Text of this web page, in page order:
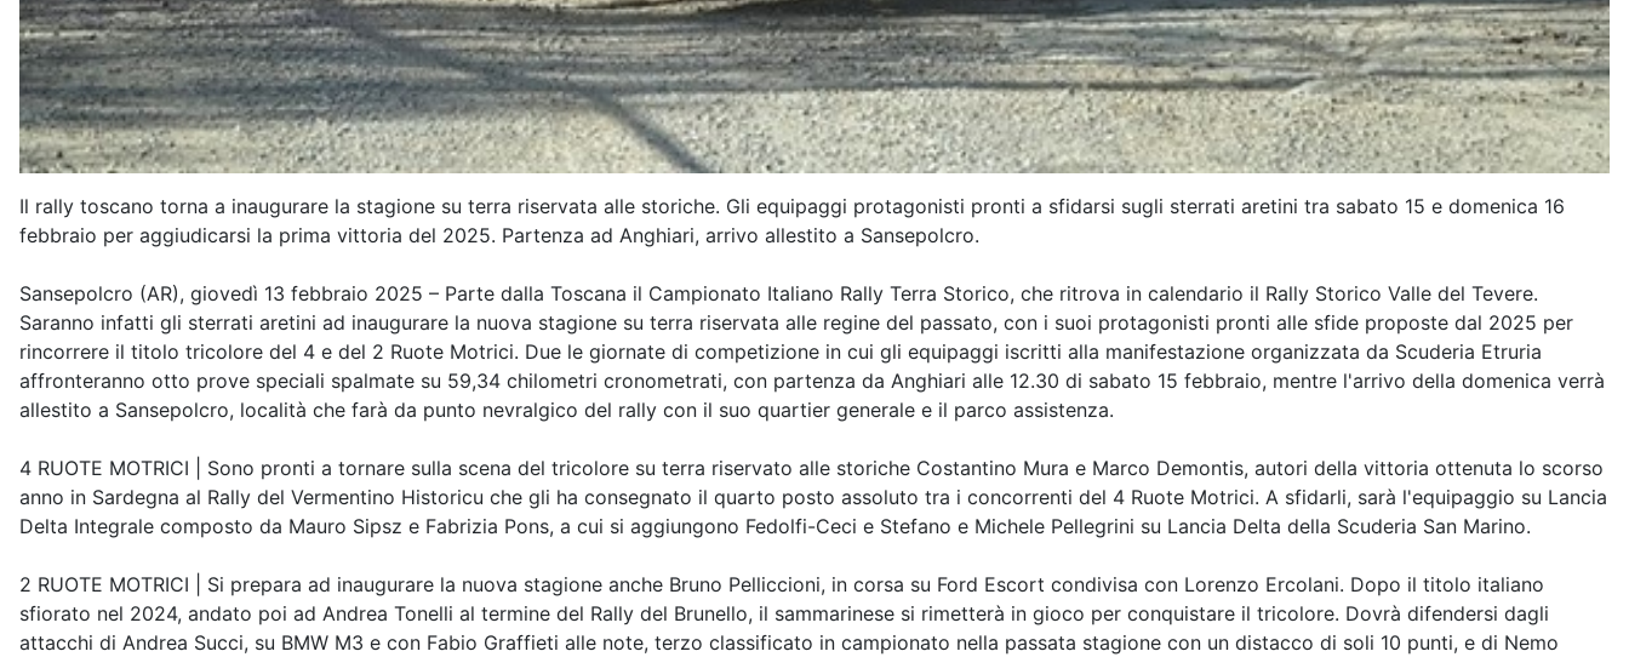
Il rally toscano torna a inaugurare la stagione su terra riservata alle storiche. Gli equipaggi protagonisti pronti a sfidarsi sugli sterrati aretini tra sabato 15 e domenica 16
febbraio per aggiudicarsi la prima vittoria del 2025. Partenza ad Anghiari, arrivo allestito a Sansepolcro.
Sansepolcro (AR), giovedì 13 febbraio 2025 – Parte dalla Toscana il Campionato Italiano Rally Terra Storico, che ritrova in calendario il Rally Storico Valle del Tevere.
Saranno infatti gli sterrati aretini ad inaugurare la nuova stagione su terra riservata alle regine del passato, con i suoi protagonisti pronti alle sfide proposte dal 2025 per
rincorrere il titolo tricolore del 4 e del 2 Ruote Motrici. Due le giornate di competizione in cui gli equipaggi iscritti alla manifestazione organizzata da Scuderia Etruria
affronteranno otto prove speciali spalmate su 59,34 chilometri cronometrati, con partenza da Anghiari alle 12.30 di sabato 15 febbraio, mentre l'arrivo della domenica verrà
allestito a Sansepolcro, località che farà da punto nevralgico del rally con il suo quartier generale e il parco assistenza.
4 RUOTE MOTRICI | Sono pronti a tornare sulla scena del tricolore su terra riservato alle storiche Costantino Mura e Marco Demontis, autori della vittoria ottenuta lo scorso
anno in Sardegna al Rally del Vermentino Historicu che gli ha consegnato il quarto posto assoluto tra i concorrenti del 4 Ruote Motrici. A sfidarli, sarà l'equipaggio su Lancia
Delta Integrale composto da Mauro Sipsz e Fabrizia Pons, a cui si aggiungono Fedolfi-Ceci e Stefano e Michele Pellegrini su Lancia Delta della Scuderia San Marino.
2 RUOTE MOTRICI | Si prepara ad inaugurare la nuova stagione anche Bruno Pelliccioni, in corsa su Ford Escort condivisa con Lorenzo Ercolani. Dopo il titolo italiano
sfiorato nel 2024, andato poi ad Andrea Tonelli al termine del Rally del Brunello, il sammarinese si rimetterà in gioco per conquistare il tricolore. Dovrà difendersi dagli
attacchi di Andrea Succi, su BMW M3 e con Fabio Graffieti alle note, terzo classificato in campionato nella passata stagione con un distacco di soli 10 punti, e di Nemo